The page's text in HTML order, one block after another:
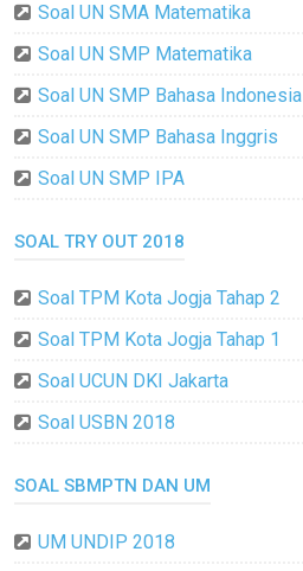
Soal UN SMA Matematika
Soal UN SMP Matematika
Soal UN SMP Bahasa Indonesia
Soal UN SMP Bahasa Inggris
Soal UN SMP IPA
SOAL TRY OUT 2018
Soal TPM Kota Jogja Tahap 2
Soal TPM Kota Jogja Tahap 1
Soal UCUN DKI Jakarta
Soal USBN 2018
SOAL SBMPTN DAN UM
UM UNDIP 2018